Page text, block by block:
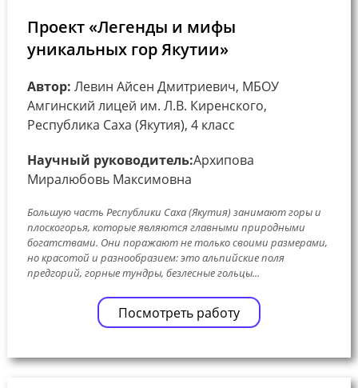
Проект «Легенды и мифы
уникальных гор Якутии»
Автор: Левин Айсен Дмитриевич, МБОУ
Амгинский лицей им. Л.В. Киренского,
Республика Саха (Якутия), 4 класс
Научный руководитель:Архипова
Миралюбовь Максимовна
Большую часть Республики Саха (Якутия) занимают горы и
плоскогорья, которые являются главными природными
богатствами. Они поражают не только своими размерами,
но красотой и разнообразием: это альпийские поля
предгорий, горные тундры, безлесные гольцы...
Посмотреть работу